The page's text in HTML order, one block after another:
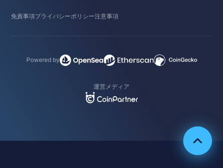
免責事項プライバシーポリシー注意事項
Powered by
運営メディア